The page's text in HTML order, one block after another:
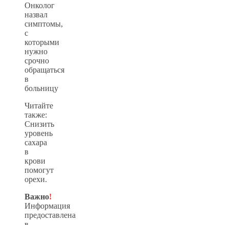
Онколог
назвал
симптомы,
с
которыми
нужно
срочно
обращаться
в
больницу
Читайте
также:
Снизить
уровень
сахара
в
крови
помогут
орехи.
Важно!
Информация
предоставлена